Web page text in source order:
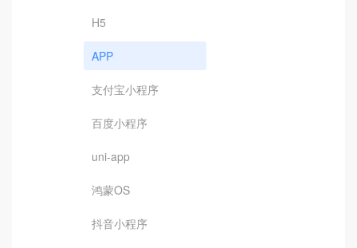
H5
APP
支付宝小程序
百度小程序
uni-app
鸿蒙OS
抖音小程序